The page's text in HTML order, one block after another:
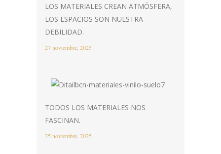
LOS MATERIALES CREAN ATMÓSFERA,
LOS ESPACIOS SON NUESTRA
DEBILIDAD.
27 noviembre, 2025
TODOS LOS MATERIALES NOS
FASCINAN.
25 noviembre, 2025